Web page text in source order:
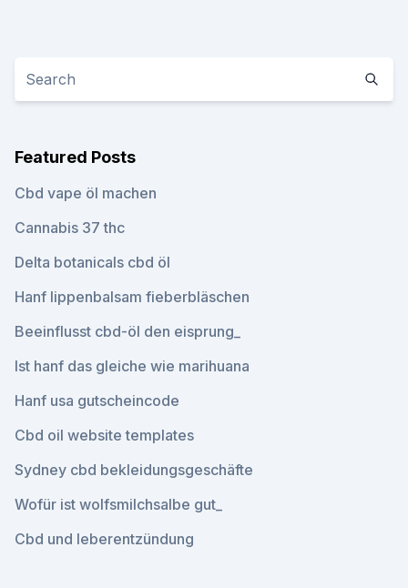
Featured Posts
Cbd vape öl machen
Cannabis 37 thc
Delta botanicals cbd öl
Hanf lippenbalsam fieberbläschen
Beeinflusst cbd-öl den eisprung_
Ist hanf das gleiche wie marihuana
Hanf usa gutscheincode
Cbd oil website templates
Sydney cbd bekleidungsgeschäfte
Wofür ist wolfsmilchsalbe gut_
Cbd und leberentzündung